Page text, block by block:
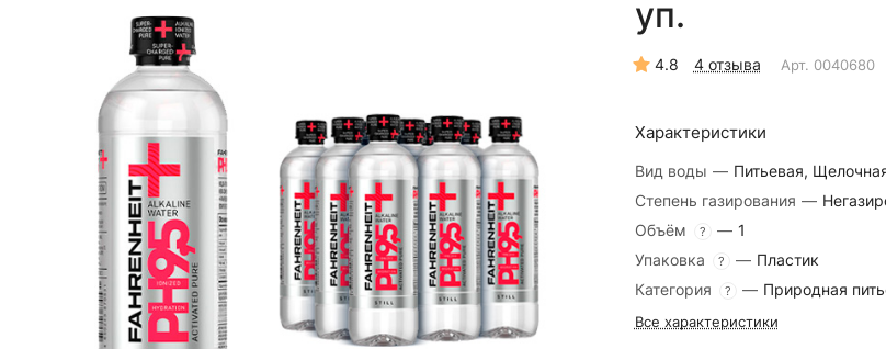
уп.
4.8 4 отзыва Арт. 0040680
Характеристики
Вид воды — Питьевая,
Степень газирования —
Объём
? — 1
Упаковка
? — Пластик
Категория
? — Природная
Все характеристики